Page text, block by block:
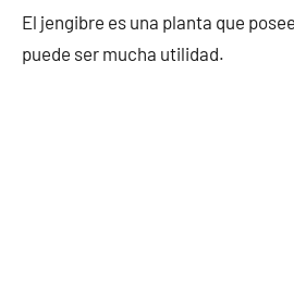
El jengibre es una planta que
puede ser mucha utilidad.